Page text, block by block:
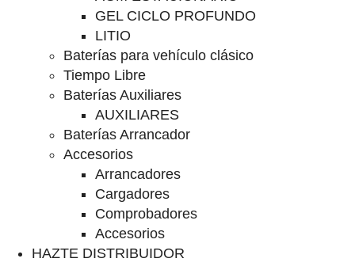
GEL CICLO PROFUNDO
LITIO
Baterías para vehículo clásico
Tiempo Libre
Baterías Auxiliares
AUXILIARES
Baterías Arrancador
Accesorios
Arrancadores
Cargadores
Comprobadores
Accesorios
HAZTE DISTRIBUIDOR